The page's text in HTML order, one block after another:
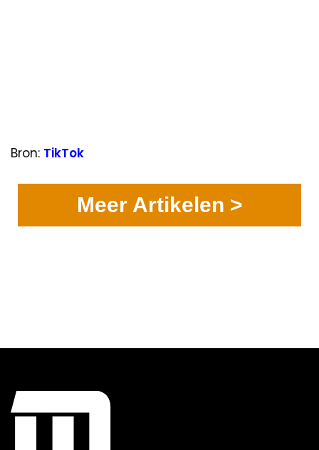
Bron: TikTok
Meer Artikelen >